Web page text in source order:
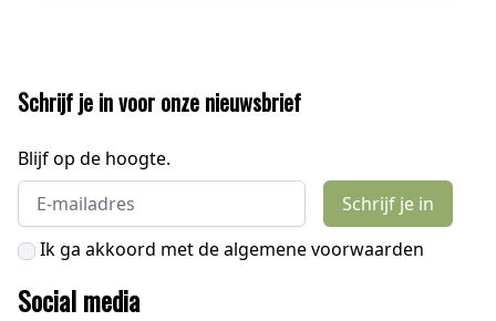
Schrijf je in voor onze nieuwsbrief
Blijf op de hoogte.
Email address
Schrijf je in
Ik ga akkoord met de algemene voorwaarden
Social media